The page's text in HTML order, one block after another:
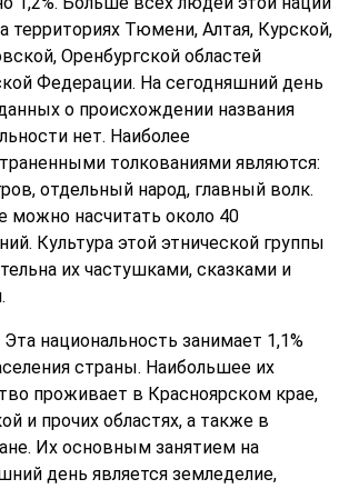
территориях Тюмени, Алтая, Курской,
Оренбургской областей
Федерации. На сегодняшний день
о происхождении названия
нет. Наиболее
толкованиями являются:
отдельный народ, главный волк.
можно насчитать около 40
Культура этой этнической группы
их частушками, сказками и
Эта национальность занимает 1,1%
страны. Наибольшее их
проживает в Красноярском крае,
и прочих областях, а также в
Их основным занятием на
день является земледелие,